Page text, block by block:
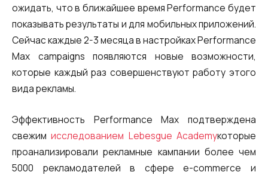
ожидать, что в ближайшее время Performance будет
показывать результаты и для мобильных приложений.
Сейчас каждые 2-3 месяца в настройках Performance
Max campaigns появляются новые возможности,
которые каждый раз совершенствуют работу этого
вида рекламы.
Эффективность
Performance Max подтверждена
свежимисследованием Lebesgue Academyкоторые
проанализировали рекламные кампании более чем
5000 рекламодателей в сфере e-commerce и